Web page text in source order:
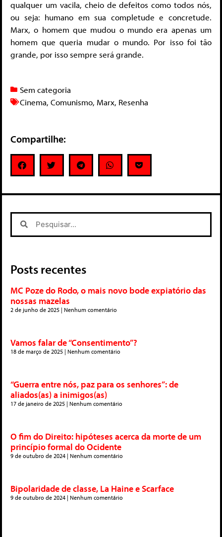
qualquer um vacila, cheio de defeitos como todos nós,
ou seja: humano em sua completude e concretude.
Marx, o homem que mudou o mundo era apenas um
homem que queria mudar o mundo. Por isso foi tão
grande, por isso sempre será grande.
Sem categoria
Cinema, Comunismo, Marx, Resenha
Compartilhe:
Posts recentes
MC Poze do Rodo, o mais novo bode expiatório das
nossas mazelas
2 de junho de 2025 Nenhum comentário
Vamos falar de “Consentimento”?
18 de março de 2025 Nenhum comentário
“Guerra entre nós, paz para os senhores”: de
aliados(as) a inimigos(as)
17 de janeiro de 2025 Nenhum comentário
O fim do Direito: hipóteses acerca da morte de um
princípio formal do Ocidente
9 de outubro de 2024 Nenhum comentário
Bipolaridade de classe, La Haine e Scarface
9 de outubro de 2024 Nenhum comentário